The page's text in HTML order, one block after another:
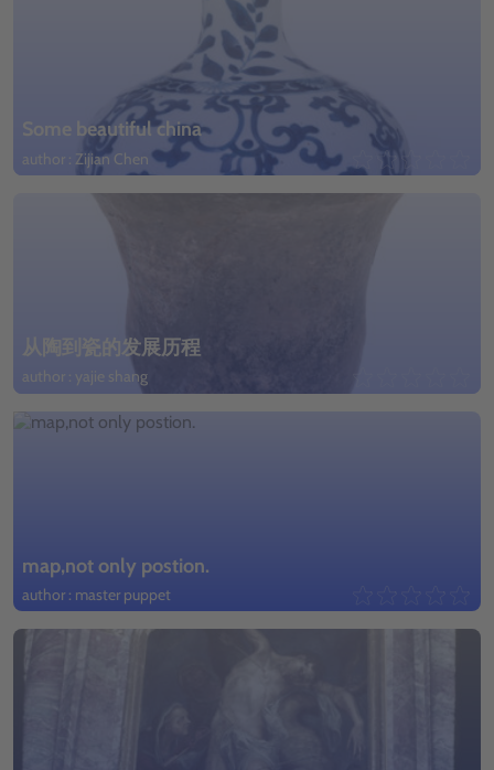
Some beautiful china
author : Zijian Chen
从陶到瓷的发展历程
author : yajie shang
map,not only postion.
author : master puppet